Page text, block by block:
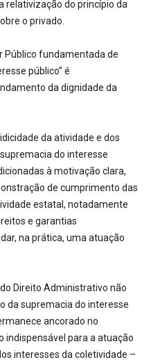
relativização do princípio da
o privado.
Público fundamentada de
público” é
da dignidade da
da atividade e dos
do interesse
à motivação clara,
de cumprimento das
estatal, notadamente
e garantias
na prática, uma atuação
Direito Administrativo não
da supremacia do interesse
ancorado no
indispensável para a atuação
interesses da coletividade –